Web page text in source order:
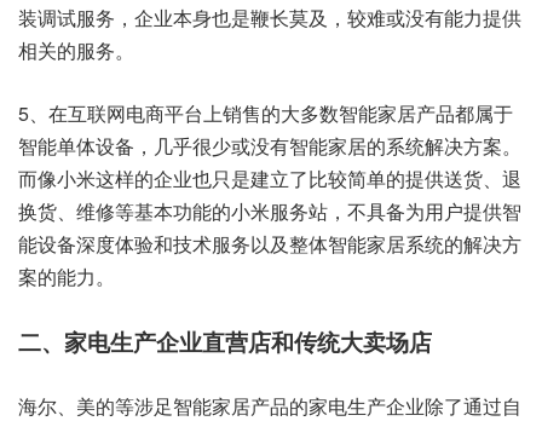
装调试服务，企业本身也是鞭长莫及，较难或没有能力提供
相关的服务。
5、在互联网电商平台上销售的大多数智能家居产品都属于
智能单体设备，几乎很少或没有智能家居的系统解决方案。
而像小米这样的企业也只是建立了比较简单的提供送货、退
换货、维修等基本功能的小米服务站，不具备为用户提供智
能设备深度体验和技术服务以及整体智能家居系统的解决方
案的能力。
二、家电生产企业直营店和传统大卖场店
海尔、美的等涉足智能家居产品的家电生产企业除了通过自